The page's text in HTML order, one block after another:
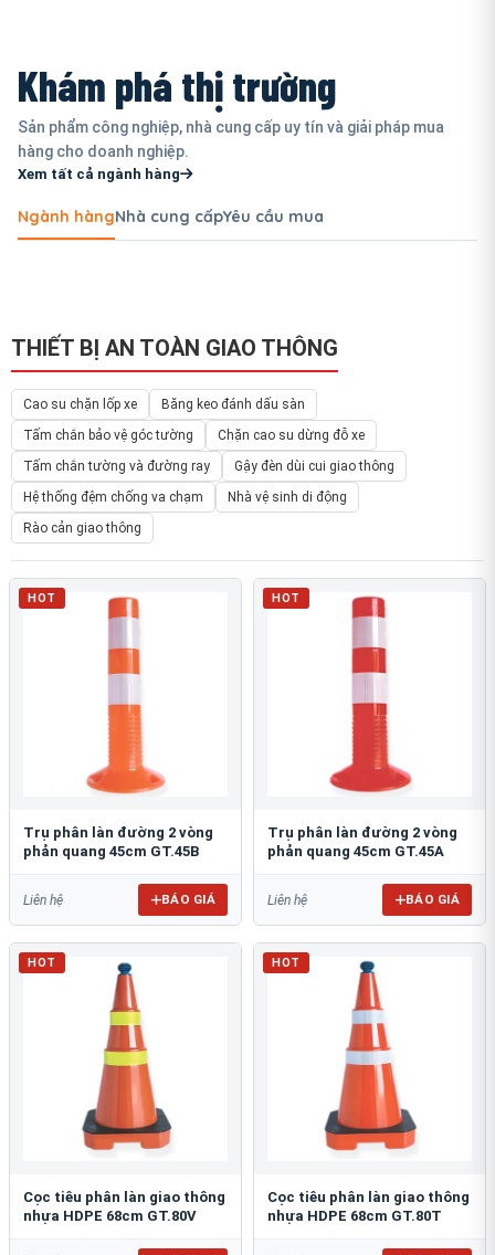
Khám phá thị trường
Sản phẩm công nghiệp, nhà cung cấp uy tín và giải pháp mua
hàng cho doanh nghiệp.
Xem tất cả ngành hàng
Ngành hàngNhà cung cấpYêu cầu mua
THIẾT BỊ AN TOÀN GIAO THÔNG
Cao su chặn lốp xe
Băng keo đánh dấu sàn
Tấm chắn bảo vệ góc tường
Chặn cao su dừng đỗ xe
Tấm chắn tường và đường ray
Gậy đèn dùi cui giao thông
Hệ thống đệm chống va chạm
Nhà vệ sinh di động
Rào cản giao thông
HOT
Trụ phân làn đường 2 vòng
phản quang 45cm GT.45B
Liên hệ BÁO GIÁ
HOT
Trụ phân làn đường 2 vòng
phản quang 45cm GT.45A
Liên hệ BÁO GIÁ
HOT
Cọc tiêu phân làn giao thông
nhựa HDPE 68cm GT.80V
HOT
Cọc tiêu phân làn giao thông
nhựa HDPE 68cm GT.80T